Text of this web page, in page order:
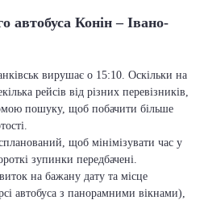
автобуса Конін – Івано-
вирушає о 15:10. Оскільки на
рейсів від різних перевізників,
пошуку, щоб побачити більше
щоб мінімізувати час у
зупинки передбачені.
на бажану дату та місце
автобуса з панорамними вікнами),